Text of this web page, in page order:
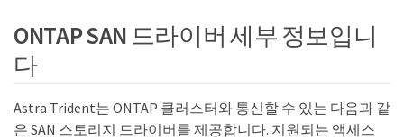
ONTAP SAN 드라이버 세부 정보입니
다
Astra Trident는 ONTAP 클러스터와 통신할 수 있는 다음과 같
은 SAN 스토리지 드라이버를 제공합니다. 지원되는 액세스